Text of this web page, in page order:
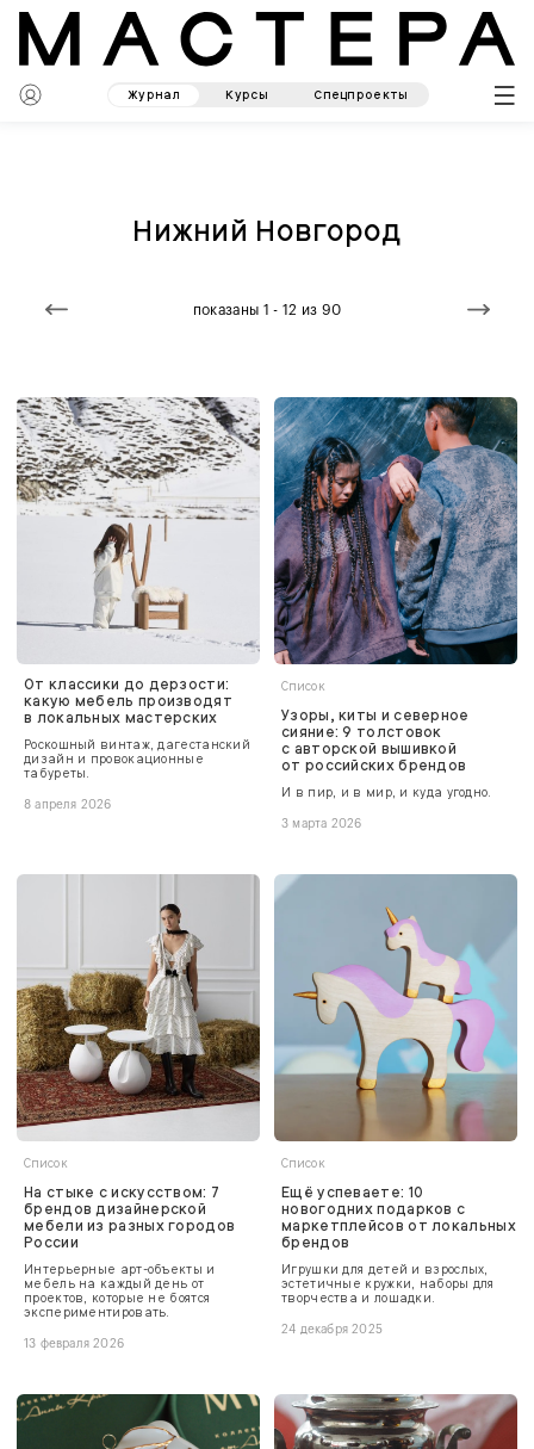
Журнал Курсы Спецпроекты
Нижний Новгород
показаны 1 - 12 из 90
От классики до дерзости:
какую мебель производят
в локальных мастерских
Роскошный винтаж, дагестанский
дизайн и провокационные
табуреты.
8 апреля 2026
Список
Узоры, киты и северное
сияние: 9 толстовок
с авторской вышивкой
от российских брендов
И в пир, и в мир, и куда угодно.
3 марта 2026
Список
На стыке с искусством: 7
брендов дизайнерской
мебели из разных городов
России
Интерьерные арт-объекты и
мебель на каждый день от
проектов, которые не боятся
экспериментировать.
13 февраля 2026
Список
Ещё успеваете: 10
новогодних подарков с
маркетплейсов от локальных
брендов
Игрушки для детей и взрослых,
эстетичные кружки, наборы для
творчества и лошадки.
24 декабря 2025